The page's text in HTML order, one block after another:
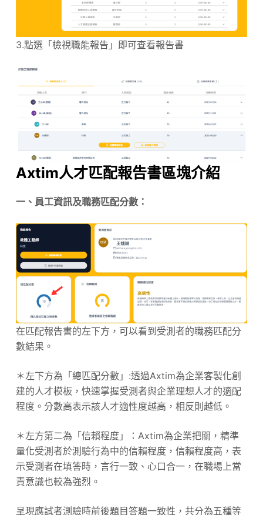
3.點選「檢視職能報告」即可查看報告書
Axtim人才匹配報告書區塊介紹
一、員工資訊及職務匹配分數：
在匹配報告書的左下方，可以看到受測者的職務匹配分
數結果。
＊左下方為「總匹配分數」:透過Axtim為企業客製化創
建的人才模板，快速掌握受測者與企業理想人才的適配
程度。分數高表示該人才適性度越高，相反則越低。
＊左方第二為「信賴程度」：Axtim為企業把關，精準
量化受測者於測驗行為中的信賴程度，信賴程度高，表
示受測者在填答時，言行一致、心口合一，在職場上當
責意識也較為強烈。
呈現應試者測驗時前後題目答題一致性，共分為五種等